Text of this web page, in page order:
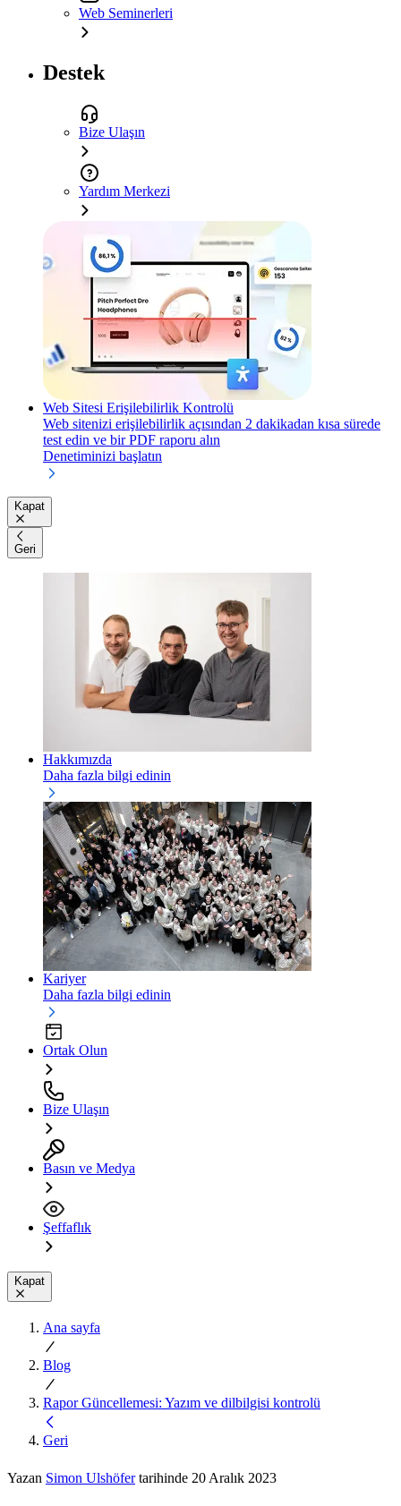
Web Seminerleri
Destek
Bize Ulaşın
Yardım Merkezi
Web Sitesi Erişilebilirlik Kontrolü
Web sitenizi erişilebilirlik açısından 2 dakikadan kısa sürede
test edin ve bir PDF raporu alın
Denetiminizi başlatın
Kapat
Geri
Hakkımızda
Daha fazla bilgi edinin
Kariyer
Daha fazla bilgi edinin
Ortak Olun
Bize Ulaşın
Basın ve Medya
Şeffaflık
Kapat
Ana sayfa
Blog
Rapor Güncellemesi: Yazım ve dilbilgisi kontrolü
Geri
Yazan Simon Ulshöfertarihinde 20 Aralık 2023